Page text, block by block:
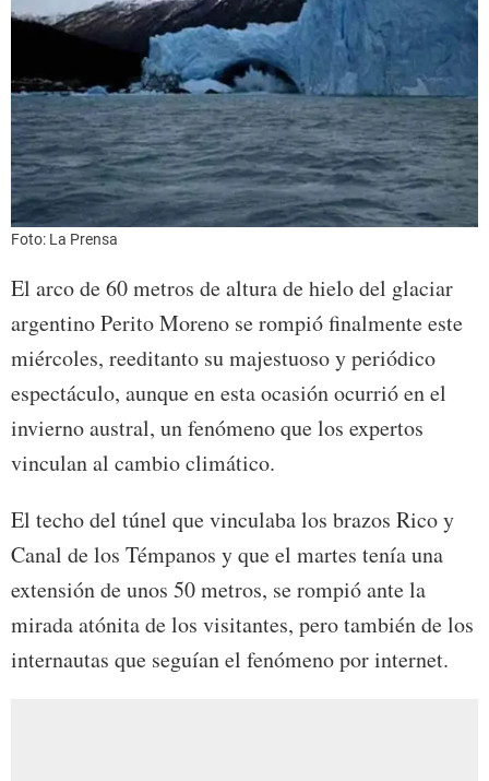
Foto: La Prensa
El arco de 60 metros de altura de hielo del glaciar
argentino Perito Moreno se rompió finalmente este
miércoles, reeditanto su majestuoso y periódico
espectáculo, aunque en esta ocasión ocurrió en el
invierno austral, un fenómeno que los expertos
vinculan al cambio climático.
El techo del túnel que vinculaba los brazos Rico y
Canal de los Témpanos y que el martes tenía una
extensión de unos 50 metros, se rompió ante la
mirada atónita de los visitantes, pero también de los
internautas que seguían el fenómeno por internet.